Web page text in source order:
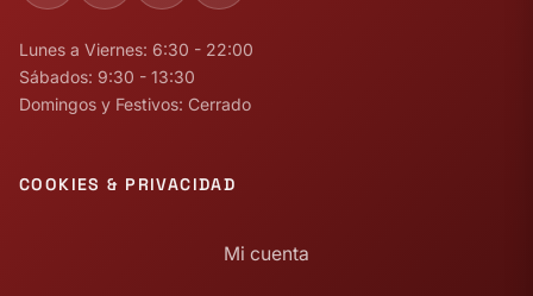
Lunes a Viernes: 6:30 - 22:00
Sábados: 9:30 - 13:30
Domingos y Festivos: Cerrado
COOKIES & PRIVACIDAD
Mi cuenta